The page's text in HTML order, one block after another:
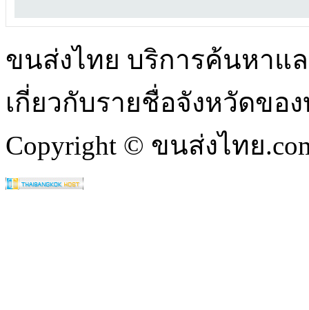
ขนส่งไทย บริการค้นหาแ
เกี่ยวกับรายชื่อจังหวัดขอ
Copyright © ขนส่งไทย